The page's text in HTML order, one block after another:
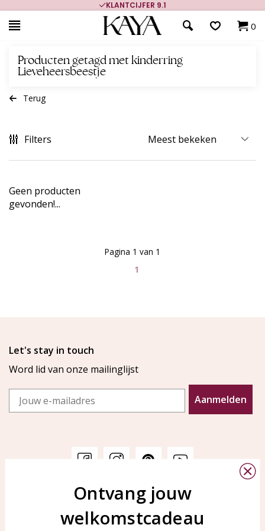
KLANTCIJFER 9.1
0
Producten getagd met kinderring
Lieveheersbeestje
Terug
Filters
Geen producten
gevonden!...
1
Pagina 1 van 1
Let's stay in touch
Word lid van onze mailinglijst
Email
Aanmelden
Veelgestelde vragen
KAYA Sieraden
Bellen of WhatsApp Ma-Vr
tussen 09:00-17:00
Ontvang jouw
welkomstcadeau